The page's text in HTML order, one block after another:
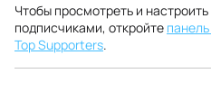
Чтобы просмотреть и
подписчиками, откройте
Top Supporters.